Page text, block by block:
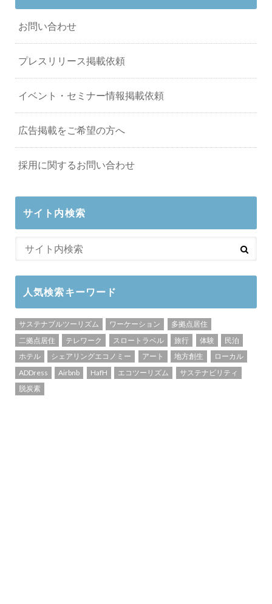
お問い合わせ
プレスリリース掲載依頼
イベント・セミナー情報掲載依頼
広告掲載をご希望の方へ
採用に関するお問い合わせ
サイト内検索
人気検索キーワード
サステナブルツーリズム ワーケーション
多拠点居住
二拠点居住
テレワーク スロートラベル 旅行 体験
民泊
ホテル
シェアリングエコノミー アート 地方創生
ローカル
ADDress
Airbnb HafH エコツーリズム
サステナビリティ
脱炭素